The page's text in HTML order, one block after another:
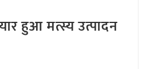
हुआ मत्स्य उत्पादन